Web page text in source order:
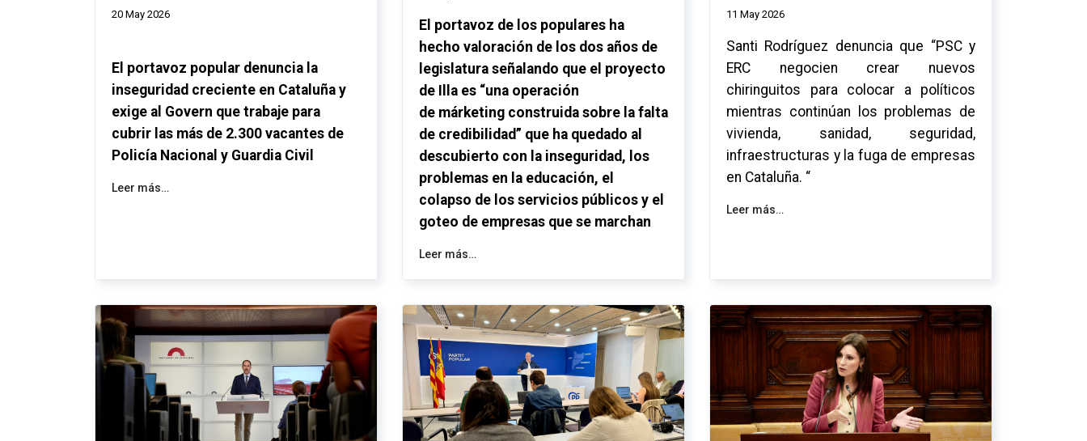
20 May 2026
El portavoz popular denuncia la
inseguridad creciente en Cataluña y
exige al Govern que trabaje para
cubrir las más de 2.300 vacantes de
Policía Nacional y Guardia Civil
Leer más…
El portavoz de los populares ha
hecho valoración de los dos años de
legislatura señalando que el proyecto
de
Illa es “una operación
de márketing construida sobre la falta
de credibilidad” que ha quedado al
descubierto con la inseguridad, los
problemas en la educación, el
colapso de los servicios públicos y el
goteo de empresas que se marchan
Leer más…
11 May 2026
Santi Rodríguez denuncia que “PSC y
ERC negocien crear nuevos
chiringuitos para colocar a políticos
mientras continúan los problemas de
vivienda, sanidad, seguridad,
infraestructuras y la fuga de empresas
en Cataluña. “
Leer más…